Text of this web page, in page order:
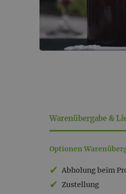
Warenübergabe &
&
Optionen
Abholung beim
Zustellung